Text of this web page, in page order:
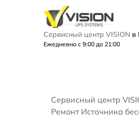
Сервисный центр VISION в
Ежедневно с 9:00 до 21:00
Сервисный центр
Ремонт Источника